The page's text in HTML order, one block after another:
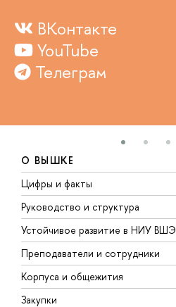
ВКонтакте
YouTube
Телеграм
О ВЫШКЕ
Цифры и факты
Руководство и структура
Устойчивое развитие в НИУ ВШЭ
Преподаватели и сотрудники
Корпуса и общежития
Закупки